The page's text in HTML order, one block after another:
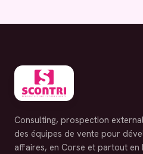
Consulting, prospection
des équipes de vente pour
affaires, en Corse et partout en